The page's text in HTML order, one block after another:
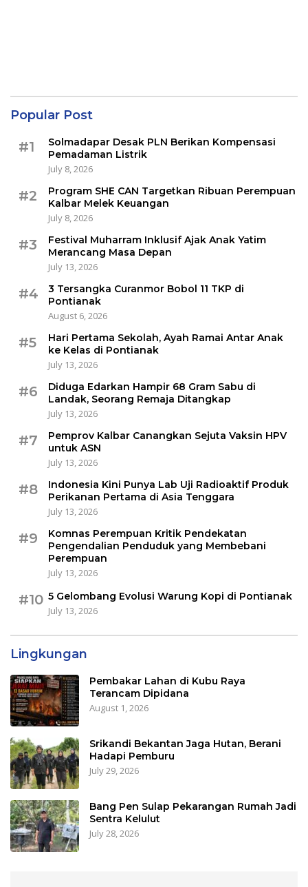
Popular Post
#1
Solmadapar Desak PLN Berikan Kompensasi
Pemadaman Listrik
July 8, 2026
#2
Program SHE CAN Targetkan Ribuan Perempuan
Kalbar Melek Keuangan
July 8, 2026
#3
Festival Muharram Inklusif Ajak Anak Yatim
Merancang Masa Depan
July 13, 2026
#4
3 Tersangka Curanmor Bobol 11 TKP di
Pontianak
August 6, 2026
#5
Hari Pertama Sekolah, Ayah Ramai Antar Anak
ke Kelas di Pontianak
July 13, 2026
#6
Diduga Edarkan Hampir 68 Gram Sabu di
Landak, Seorang Remaja Ditangkap
July 13, 2026
#7
Pemprov Kalbar Canangkan Sejuta Vaksin HPV
untuk ASN
July 13, 2026
#8
Indonesia Kini Punya Lab Uji Radioaktif Produk
Perikanan Pertama di Asia Tenggara
July 13, 2026
#9
Komnas Perempuan Kritik Pendekatan
Pengendalian Penduduk yang Membebani
Perempuan
July 13, 2026
#10 5 Gelombang Evolusi Warung Kopi di Pontianak
July 13, 2026
Lingkungan
Pembakar Lahan di Kubu Raya
Terancam Dipidana
August 1, 2026
Srikandi Bekantan Jaga Hutan, Berani
Hadapi Pemburu
July 29, 2026
Bang Pen Sulap Pekarangan Rumah Jadi
Sentra Kelulut
July 28, 2026